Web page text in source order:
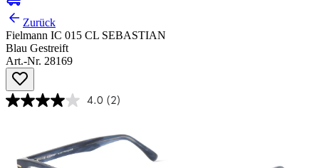
Zurück
Fielmann IC 015 CL SEBASTIAN
Blau Gestreift
Art.-Nr. 28169
4.0 (2)